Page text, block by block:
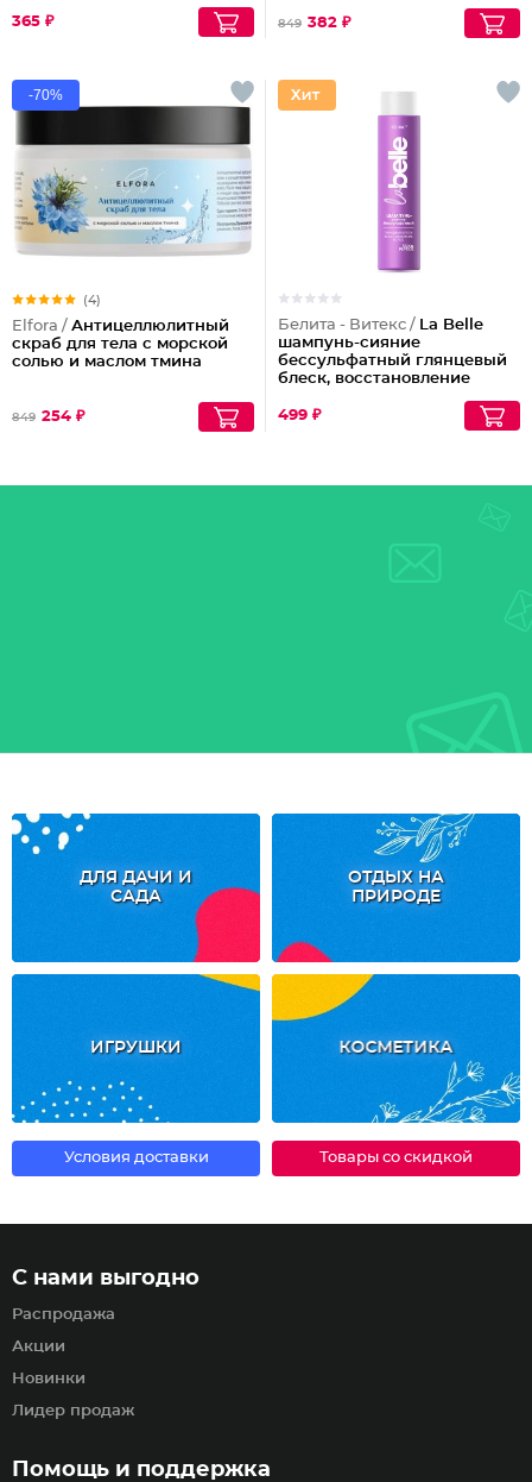
Panthenol Urea
365 ₽ 849 382 ₽
-70%
(4)
Elfora / Антицеллюлитный
скраб для тела с морской
солью и маслом тмина
849 254 ₽
Белита - Витекс /
La Belle
шампунь-сияние
бессульфатный глянцевый
блеск, восстановление
499 ₽
ДЛЯ ДАЧИ И
САДА
ОТДЫХ НА
ПРИРОДЕ
ИГРУШКИ КОСМЕТИКА
Условия доставки Товары со скидкой
Помощь и поддержка
С нами выгодно
Распродажа
Акции
Новинки
Лидер продаж